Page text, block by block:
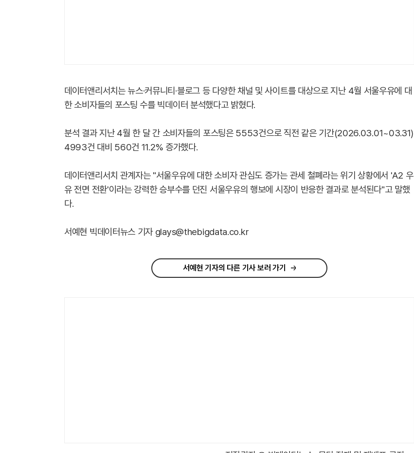
데이터앤리서치는 뉴스·커뮤니티·블로그 등 다양한 채널 및 사이트를 대상으로 지난 4월 서울우유에 대
한 소비자들의 포스팅 수를 빅데이터 분석했다고 밝혔다.
분석 결과 지난 4월 한 달 간 소비자들의 포스팅은 5553건으로 직전 같은 기간(2026.03.01~03.31)
4993건 대비 560건 11.2% 증가했다.
데이터앤리서치 관계자는 "서울우유에 대한 소비자 관심도 증가는 관세 철폐라는 위기 상황에서 'A2 우
유 전면 전환'이라는 강력한 승부수를 던진 서울우유의 행보에 시장이 반응한 결과로 분석된다"고 말했
다.
서예현 빅데이터뉴스 기자 glays@thebigdata.co.kr
서예현 기자의 다른 기사 보러 가기